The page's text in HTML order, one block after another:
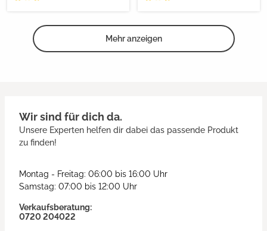
Mehr anzeigen
Wir sind für dich da.
Unsere Experten helfen dir dabei das passende Produkt
zu finden!
Montag - Freitag: 06:00 bis 16:00 Uhr
Samstag: 07:00 bis 12:00 Uhr
Verkaufsberatung:
0720 204022